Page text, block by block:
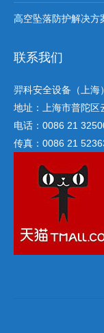
高空坠落防护解决方
联系我们
羿科安全设备（上海
地址：上海市普陀区
电话：0086 21
传真：0086 21